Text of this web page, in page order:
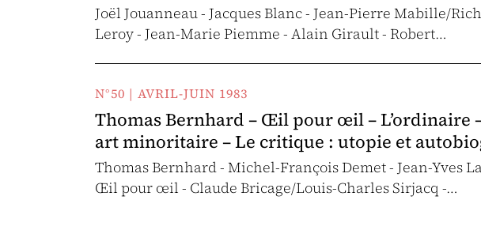
Joël Jouanneau - Jacques Blanc - Jean-Pierre Mabille/
Leroy - Jean-Marie Piemme - Alain Girault - Robert…
N°50 | AVRIL-JUIN 1983
Thomas Bernhard – Œil pour œil – L’ordinaire
art minoritaire – Le critique : utopie et
Thomas Bernhard - Michel-François Demet - Jean-Yves
Œil pour œil - Claude Bricage/Louis-Charles Sirjacq -…